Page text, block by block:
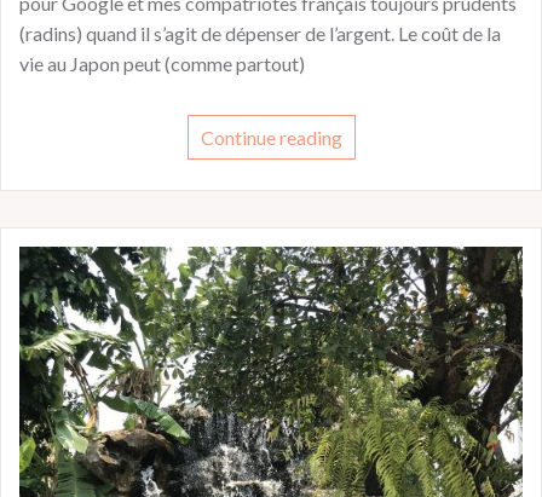
(radins) quand il s’agit de dépenser de l’argent. Le coût de la
vie au Japon peut (comme partout)
Continue reading